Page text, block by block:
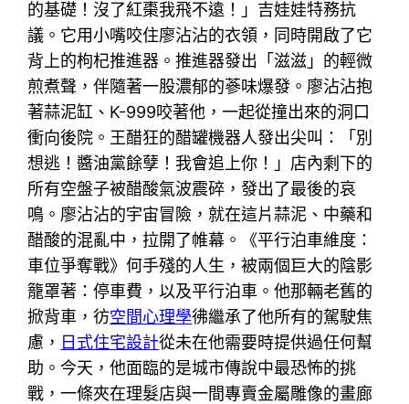
的基礎！沒了紅棗我飛不遠！」吉娃娃特務抗
議。它用小嘴咬住廖沾沾的衣領，同時開啟了它
背上的枸杞推進器。推進器發出「滋滋」的輕微
煎煮聲，伴隨著一股濃郁的蔘味爆發。廖沾沾抱
著蒜泥缸、K-999咬著他，一起從撞出來的洞口
衝向後院。王醋狂的醋罐機器人發出尖叫：「別
想逃！醬油黨餘孽！我會追上你！」店內剩下的
所有空盤子被醋酸氣波震碎，發出了最後的哀
鳴。廖沾沾的宇宙冒險，就在這片蒜泥、中藥和
醋酸的混亂中，拉開了帷幕。《平行泊車維度：
車位爭奪戰》何手殘的人生，被兩個巨大的陰影
籠罩著：停車費，以及平行泊車。他那輛老舊的
掀背車，彷空間心理學彿繼承了他所有的駕駛焦
慮， 日式住宅設計從未在他需要時提供過任何幫
助。今天，他面臨的是城市傳說中最恐怖的挑
戰，一條夾在理髮店與一間專賣金屬雕像的畫廊